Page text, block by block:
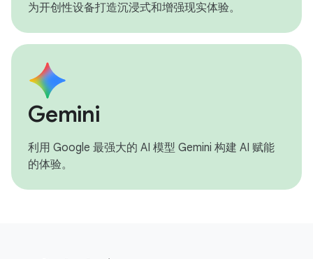
为开创性设备打造沉浸式和增强现实体验。
Gemini
利用 Google 最强大的 AI 模型 Gemini 构建 AI 赋能
的体验。